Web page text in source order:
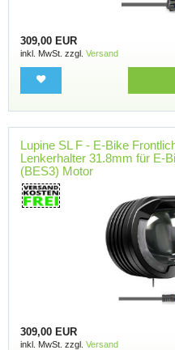
309,00 EUR
inkl. MwSt. zzgl. Versand
Lupine SL F - E-Bike
Lenkerhalter 31.8mm für E-
(BES3) Motor
309,00 EUR
inkl. MwSt. zzgl. Versand